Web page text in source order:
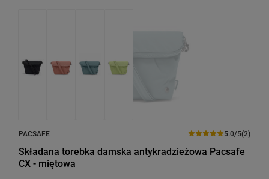
PACSAFE 5.0/5(2)
Składana torebka damska antykradzieżowa Pacsafe
CX - miętowa